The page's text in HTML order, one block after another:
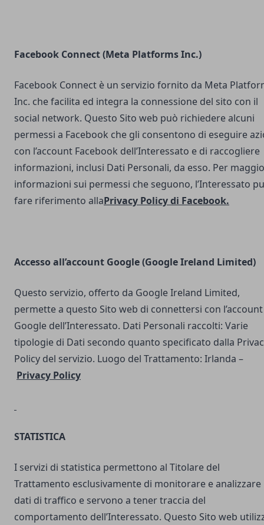
Facebook Connect (Meta Platforms Inc.)
Facebook Connect è un servizio fornito da Meta
Inc. che facilita ed integra la connessione del sito con il
social network. Questo Sito web può richiedere alcuni
permessi a Facebook che gli consentono di eseguire
con l’account Facebook dell’Interessato e di raccogliere
informazioni, inclusi Dati Personali, da esso. Per
informazioni sui permessi che seguono, l’Interessato
fare riferimento allaPrivacy Policy di Facebook.
Accesso all’account Google (Google Ireland Limited)
Questo servizio, offerto da Google Ireland Limited,
permette a questo Sito web di connettersi con l’account
Google dell’Interessato. Dati Personali raccolti: Varie
tipologie di Dati secondo quanto specificato dalla
Policy del servizio. Luogo del Trattamento: Irlanda –
Privacy Policy
STATISTICA
I servizi di statistica permettono al Titolare del
Trattamento esclusivamente di monitorare e analizzare
dati di traffico e servono a tener traccia del
comportamento dell’Interessato. Questo Sito web